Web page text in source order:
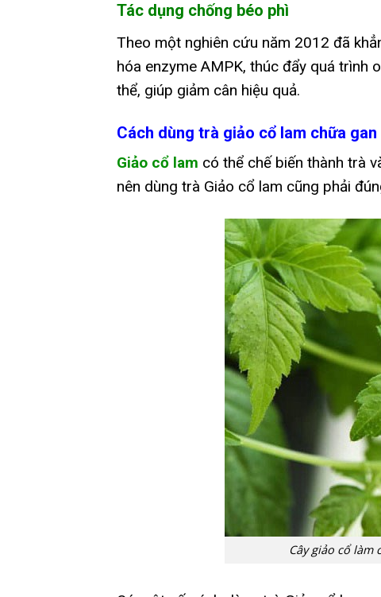
Tác dụng chống béo phì
Theo một nghiên cứu năm 2012 đã
hóa enzyme AMPK, thúc đẩy quá trình
thể, giúp giảm cân hiệu quả.
Cách dùng trà giảo cổ lam chữa
Giảo cổ lam có thể chế biến thành trà
nên dùng trà Giảo cổ lam cũng phải
Cây giảo cổ